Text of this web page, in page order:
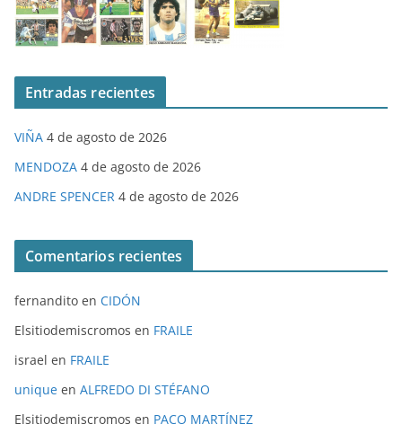
Entradas recientes
VIÑA 4 de agosto de 2026
MENDOZA 4 de agosto de 2026
ANDRE SPENCER 4 de agosto de 2026
Comentarios recientes
fernandito en CIDÓN
Elsitiodemiscromos en FRAILE
israel en FRAILE
unique en ALFREDO DI STÉFANO
Elsitiodemiscromos en PACO MARTÍNEZ